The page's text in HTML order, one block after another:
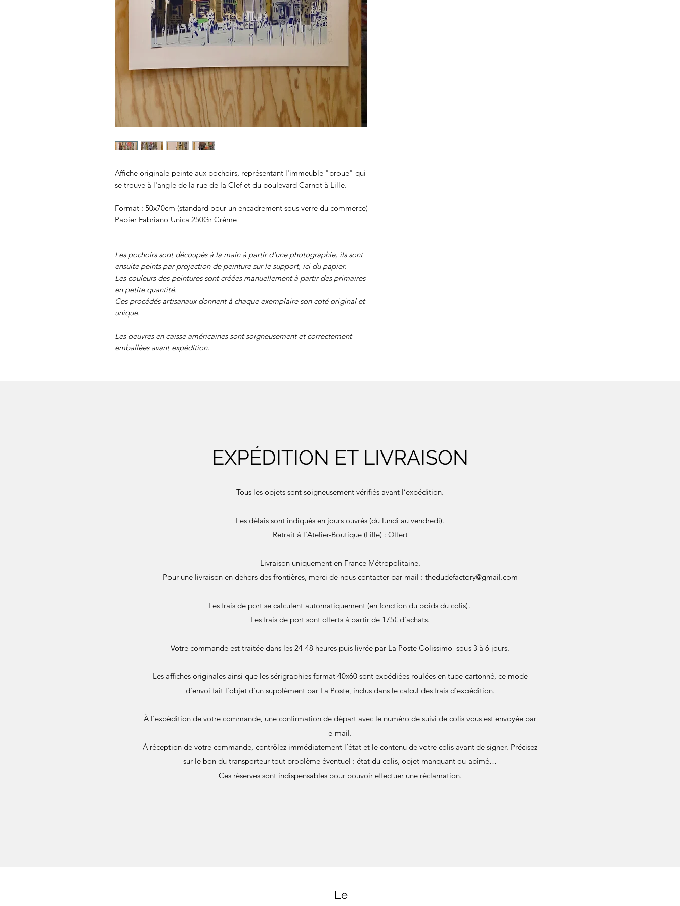
Affiche originale peinte aux pochoirs, représentant l'immeuble "proue" qui
se trouve à l'angle de la rue de la Clef et du boulevard Carnot à Lille.
Format : 50x70cm (standard pour un encadrement sous verre du commerce)
Papier Fabriano Unica 250Gr Créme
Les pochoirs sont découpés à la main à partir d'une photographie, ils sont
ensuite peints par projection de peinture sur le support, ici du papier.
Les couleurs des peintures sont créées manuellement à partir des primaires
en petite quantité.
Ces procédés artisanaux donnent à chaque exemplaire son coté original et
unique.
Les oeuvres en caisse américaines sont soigneusement et correctement
emballées avant expédition.
EXPÉDITION ET LIVRAISON
Tous les objets sont soigneusement vérifiés avant l’expédition.
Les délais sont indiqués en jours ouvrés (du lundi au vendredi).
Retrait à l'Atelier-Boutique (Lille) : Offert
Livraison uniquement en France Métropolitaine.
Pour une livraison en dehors des frontières, merci de nous contacter par mail : thedudefactory@gmail.com
Les frais de port se calculent automatiquement (en fonction du poids du colis).
Les frais de port sont offerts à partir de 175€ d'achats.
Votre commande est traitée dans les 24-48 heures puis livrée par La Poste Colissimo sous 3 à 6 jours.
Les affiches originales ainsi que les sérigraphies format 40x60 sont expédiées roulées en tube cartonné, ce mode
d'envoi fait l'objet d'un supplément par La Poste, inclus dans le calcul des frais d'expédition.
À l'expédition de votre commande, une confirmation de départ avec le numéro de suivi de colis vous est envoyée par
e-mail.
À réception de votre commande, contrôlez immédiatement l’état et le contenu de votre colis avant de signer. Précisez
sur le bon du transporteur tout problème éventuel : état du colis, objet manquant ou abîmé…
Ces réserves sont indispensables pour pouvoir effectuer une réclamation.
Le